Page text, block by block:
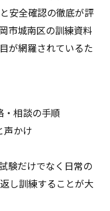
安全確認の徹底が評
市城南区の訓練資料
が網羅されているた
・相談の手順
声かけ
験だけでなく日常の
し訓練することが大